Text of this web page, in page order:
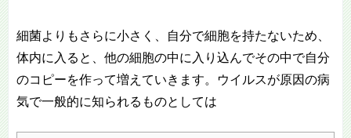
細菌よりもさらに小さく、自分で細胞を持たないため、
体内に入ると、他の細胞の中に入り込んでその中で自分
のコピーを作って増えていきます。ウイルスが原因の病
気で一般的に知られるものとしては